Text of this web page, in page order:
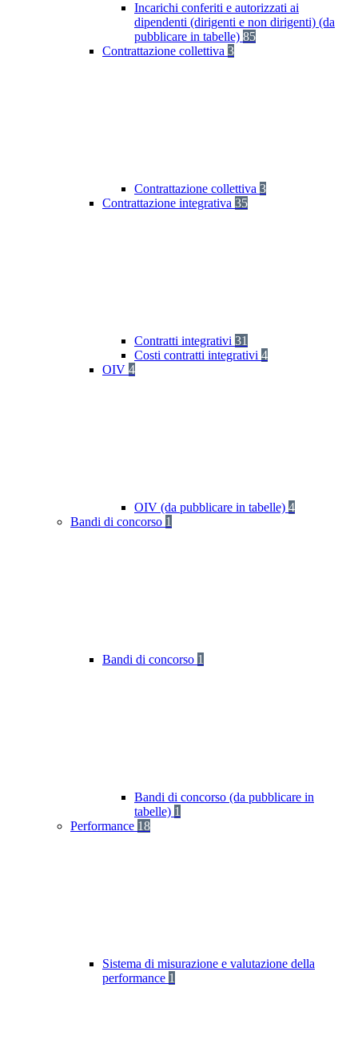
Incarichi conferiti e autorizzati ai
dipendenti (dirigenti e non dirigenti) (da
pubblicare in tabelle) 85
Contrattazione collettiva 3
Contrattazione collettiva 3
Contrattazione integrativa 35
Contratti integrativi 31
Costi contratti integrativi 4
OIV 4
OIV (da pubblicare in tabelle) 4
Bandi di concorso 1
Bandi di concorso 1
Bandi di concorso (da pubblicare in
tabelle) 1
Performance 18
Sistema di misurazione e valutazione della
performance 1